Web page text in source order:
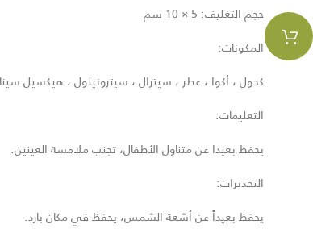
حجم التغليف: 5 × 10 سم
المكونات:
كحول ، أكوا ، عطر ، سيترال ، سيترونيلول ، هيكسيل
التعليمات:
يحفظ بعيدا عن متناول الأطفال، تجنب ملامسة العينين.
التحذيرات:
يحفظ بعيداً عن أشعة الشمس، يحفظ في مكان بارد.